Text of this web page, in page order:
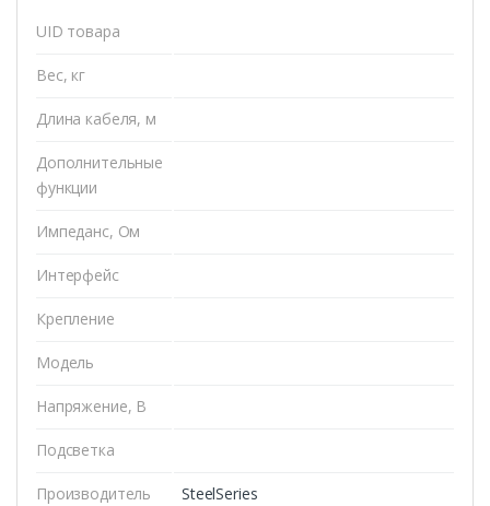
UID товара
Вес, кг
Длина кабеля, м
Дополнительные
функции
Импеданс, Ом
Интерфейс
Крепление
Модель
Напряжение, В
Подсветка
Производитель SteelSeries